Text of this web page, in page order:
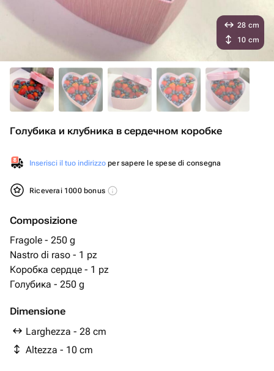
Голубика и клубника в сердечном коробке
Inserisci il tuo indirizzo per sapere le spese di consegna
Riceverai 1000 bonus
Composizione
Fragole - 250 g
Nastro di raso - 1 pz
Коробка сердце - 1 pz
Голубика - 250 g
Dimensione
Larghezza - 28 cm
Altezza - 10 cm
28 cm
10 cm